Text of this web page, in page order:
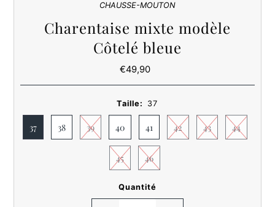
CHAUSSE-MOUTON
Charentaise mixte modèle
Côtelé bleue
Prix
€49,90
Taille: 37
37 38 39 40 41 42 43 44
45 46
Quantité